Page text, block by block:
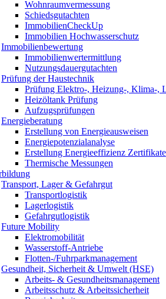
Wohnraumvermessung
Schiedsgutachten
ImmobilienCheckUp
Immobilien Hochwasserschutz
Immobilienbewertung
Immobilienwertermittlung
Nutzungsdauergutachten
Prüfung der Haustechnik
Prüfung Elektro-, Heizung-, Klima-,
Heizöltank Prüfung
Aufzugsprüfungen
Energieberatung
Erstellung von Energieausweisen
Energiepotenzialanalyse
Erstellung Energieeffizienz Zertifikate
Thermische Messungen
Transport, Lager & Gefahrgut
Transportlogistik
Lagerlogistik
Gefahrgutlogistik
Future Mobility
Elektromobilität
Wasserstoff-Antriebe
Flotten-/Fuhrparkmanagement
Gesundheit, Sicherheit & Umwelt (HSE)
Arbeits- & Gesundheitsmanagement
Arbeitsschutz & Arbeitssicherheit